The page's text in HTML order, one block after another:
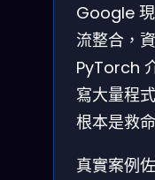
Google
流整合，
PyTorch
寫大量程
根本是救
真實案例